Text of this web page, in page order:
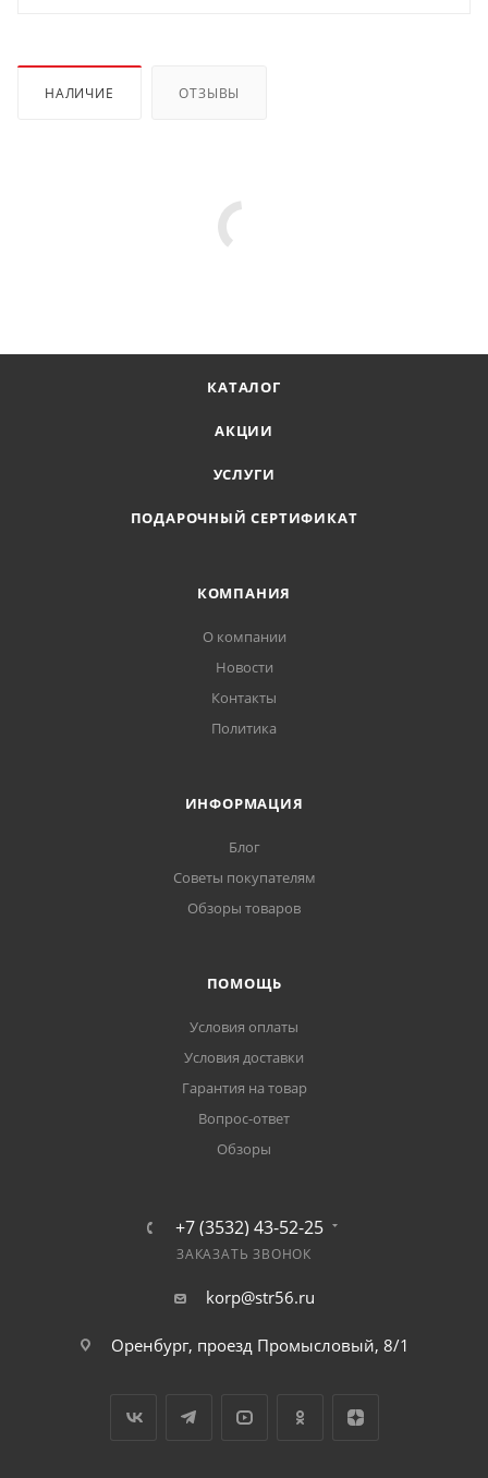
НАЛИЧИЕ ОТЗЫВЫ
КАТАЛОГ
АКЦИИ
УСЛУГИ
ПОДАРОЧНЫЙ СЕРТИФИКАТ
КОМПАНИЯ
О компании
Новости
Контакты
Политика
ИНФОРМАЦИЯ
Блог
Советы покупателям
Обзоры товаров
ПОМОЩЬ
Условия оплаты
Условия доставки
Гарантия на товар
Вопрос-ответ
Обзоры
+7 (3532) 43-52-25
ЗАКАЗАТЬ ЗВОНОК
korp@str56.ru
Оренбург, проезд Промысловый, 8/1